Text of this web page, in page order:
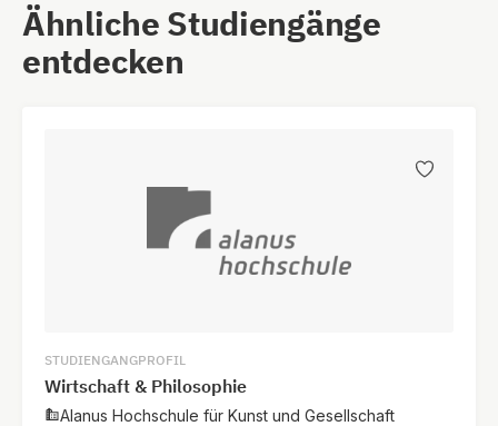
Ähnliche Studiengänge
entdecken
STUDIENGANGPROFIL
Wirtschaft & Philosophie
Alanus Hochschule für Kunst und Gesellschaft